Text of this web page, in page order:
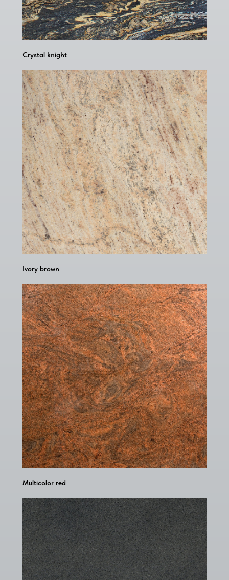
Crystal knight
Ivory brown
Multicolor red